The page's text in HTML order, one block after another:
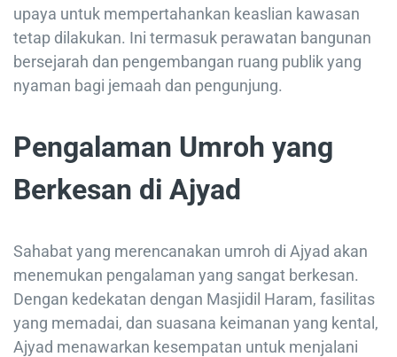
upaya untuk mempertahankan keaslian kawasan
tetap dilakukan. Ini termasuk perawatan bangunan
bersejarah dan pengembangan ruang publik yang
nyaman bagi jemaah dan pengunjung.
Pengalaman Umroh yang
Berkesan di Ajyad
Sahabat yang merencanakan umroh di Ajyad akan
menemukan pengalaman yang sangat berkesan.
Dengan kedekatan dengan Masjidil Haram, fasilitas
yang memadai, dan suasana keimanan yang kental,
Ajyad menawarkan kesempatan untuk menjalani